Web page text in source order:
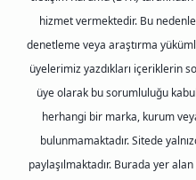
hizmet vermektedir. Bu
denetleme veya araştırma
üyelerimiz yazdıkları içeriklerin
üye olarak bu sorumluluğu
herhangi bir marka, kurum
bulunmamaktadır. Sitede
paylaşılmaktadır. Burada yer